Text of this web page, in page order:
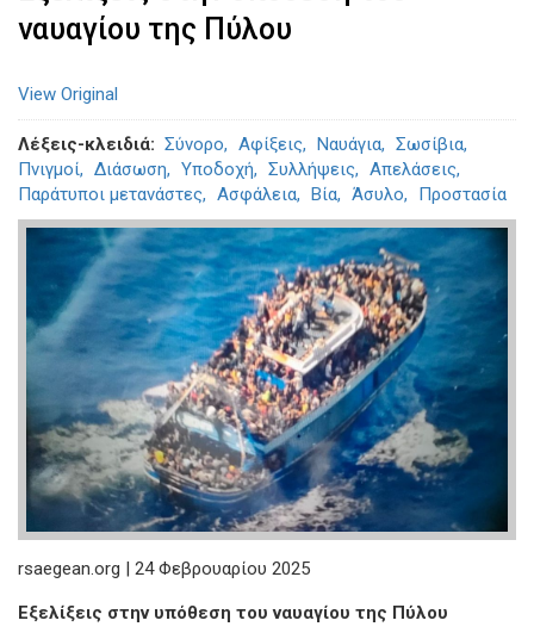
ναυαγίου της Πύλου
View Original
Λέξεις-κλειδιά Σύνορο Αφίξεις Ναυάγια
Σωσίβια
Πνιγμοί
Διάσωση Υποδοχή Συλλήψεις
Απελάσεις
Παράτυποι μετανάστες
Ασφάλεια Βία Άσυλο Προστασία
rsaegean.org | 24 Φεβρουαρίου 2025
Εξελίξεις στην υπόθεση του ναυαγίου της Πύλου